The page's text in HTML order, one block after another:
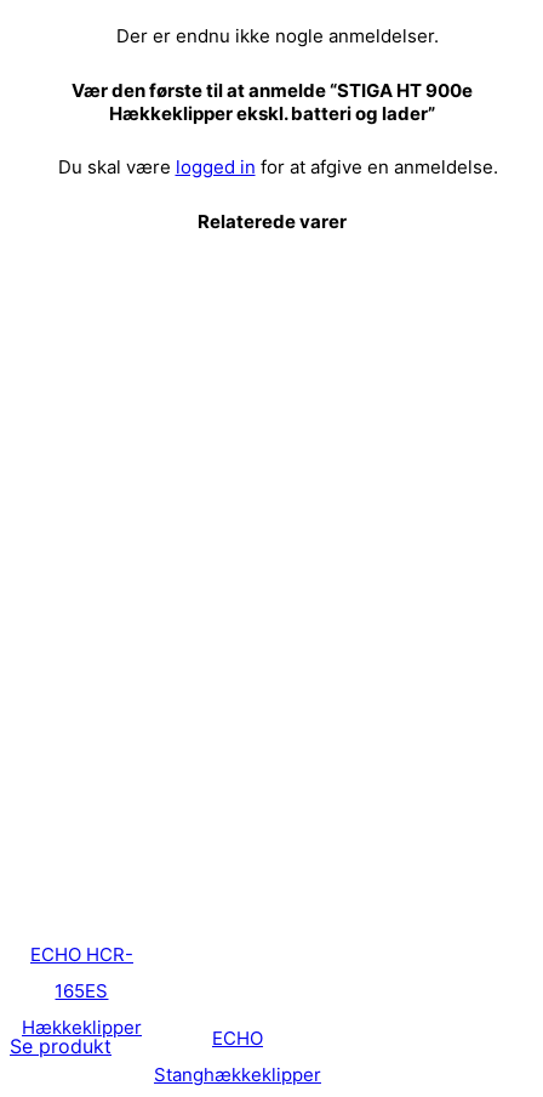
Der er endnu ikke nogle anmeldelser.
Vær den første til at anmelde “STIGA HT 900e
Hækkeklipper ekskl. batteri og lader”
Du skal være logged in for at afgive en anmeldelse.
Relaterede varer
ECHO HCR-
165ES
Hækkeklipper
Se produkt
ECHO
Stanghækkeklipper